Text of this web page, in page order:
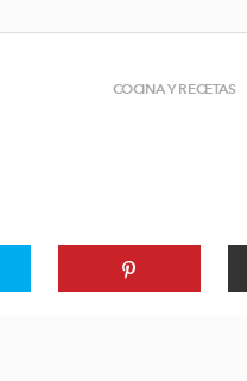
COCINA Y RECETAS